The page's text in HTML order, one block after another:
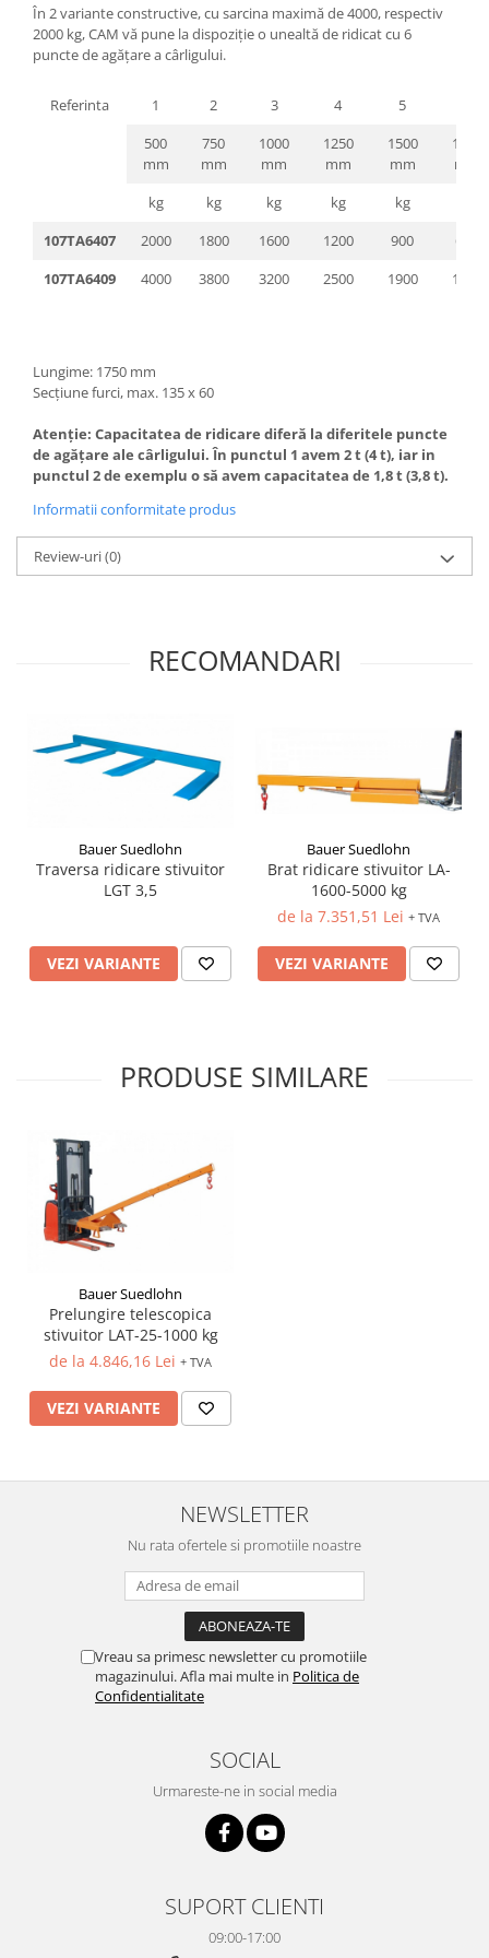
Pozitionere de sudura
Instalatii de rotire
Platforme foarfeca
Tip SB - cu bază rabatabilă
Nacela stivuitor
Prelungitor lame stivuitor CAM
Atasamente profesionale CAM
Cleste ridicare butoi
Dispozitive ridicare butoaie
În 2 variante constructive, cu sarcina maximă de 4000, respectiv
2000 kg, CAM vă pune la dispoziție o unealtă de ridicat cu 6
puncte de agățare a cârligului.
Referinta 1 2 3 4 5
500
mm
750
mm
1000
mm
1250
mm
1500
mm
1750
mm
kg
kg kg kg kg
107TA6407
2000 1800 1600 1200 900
600
107TA6409
4000 3800 3200 2500 1900 1100
Lungime: 1750 mm
Secțiune furci, max. 135 x 60
Atenție: Capacitatea de ridicare diferă la diferitele puncte
de agățare ale cârligului. În punctul 1 avem 2 t (4 t), iar in
punctul 2 de exemplu o să avem capacitatea de 1,8 t (3,8 t).
Informatii conformitate produs
Review-uri(0)
RECOMANDARI
Bauer Suedlohn
Traversa ridicare stivuitor
LGT 3,5
VEZI VARIANTE
Bauer Suedlohn
Brat ridicare stivuitor LA-
1600-5000 kg
de la 7.351,51 Lei + TVA
VEZI VARIANTE
PRODUSE SIMILARE
Bauer Suedlohn
Prelungire telescopica
stivuitor LAT-25-1000 kg
de la 4.846,16 Lei + TVA
VEZI VARIANTE
NEWSLETTER
Nu rata ofertele si promotiile noastre
Vreau sa primesc newsletter cu promotiile
magazinului. Afla mai multe in Politica de
Confidentialitate
SOCIAL
Urmareste-ne in social media
SUPORT CLIENTI
09:00-17:00